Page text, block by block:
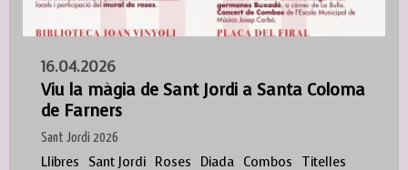
16.04.2026
Viu la màgia de Sant Jordi a Santa Coloma
de Farners
Sant Jordi 2026
Llibres Sant Jordi Roses Diada Combos Titelles